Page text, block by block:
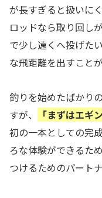
が長すぎると扱いに
ロッドなら取り回し
で少し遠くへ投げた
な飛距離を出すこと
釣りを始めたばかり
すが、
「まずはエギ
初の一本としての完
ろな体験ができるた
つけるためのパート